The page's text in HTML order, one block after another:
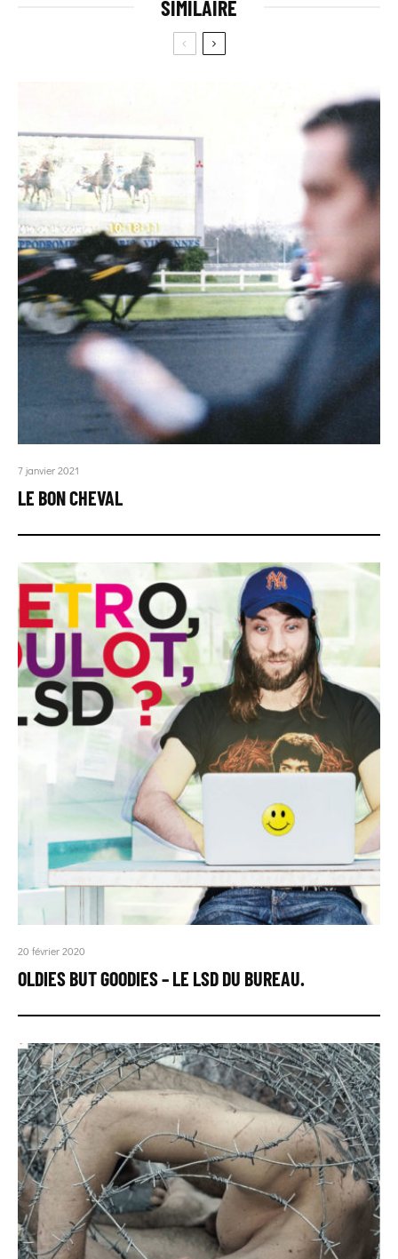
SIMILAIRE
7 janvier 2021
LE BON CHEVAL
20 février 2020
OLDIES BUT GOODIES – LE LSD DU BUREAU.